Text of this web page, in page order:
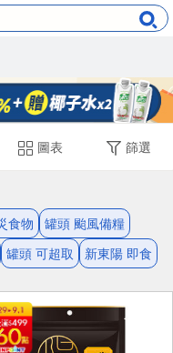
圖表 篩選
食物
罐頭 颱風備糧
罐頭 可超取
新東陽 即食